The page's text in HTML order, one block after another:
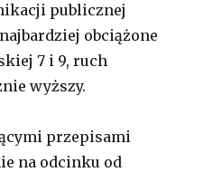
publicznej
obciążone
7 i 9, ruch
wyższy.
przepisami
na odcinku od